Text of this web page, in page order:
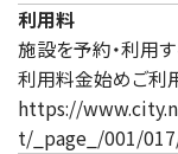
利用料
施設を予約・利用
利用料金始めご利
https://
t/_page_/001/